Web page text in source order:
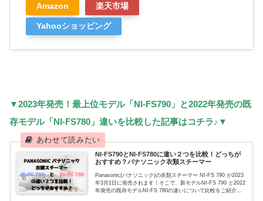
Amazon 楽天市場
Yahooショッピング
▼2023年発売！最上位モデル「NI-FS790」と2022年発売の既
存モデル「NI-FS780」違いを比較した記事はコチラ♪▼
NI-FS790とNI-FS780に違い２つを比較！どっちが
おすすめ？パナソニック衣類スチーマー
Panasonic(パナソニック)の衣類スチーマー NI-FS 790 が2023
年3月1日に発売されます！そこで、新モデルNI-FS 790 と2022
年発売の既存モデルNI-FS 780の違いについて比較をご紹介い